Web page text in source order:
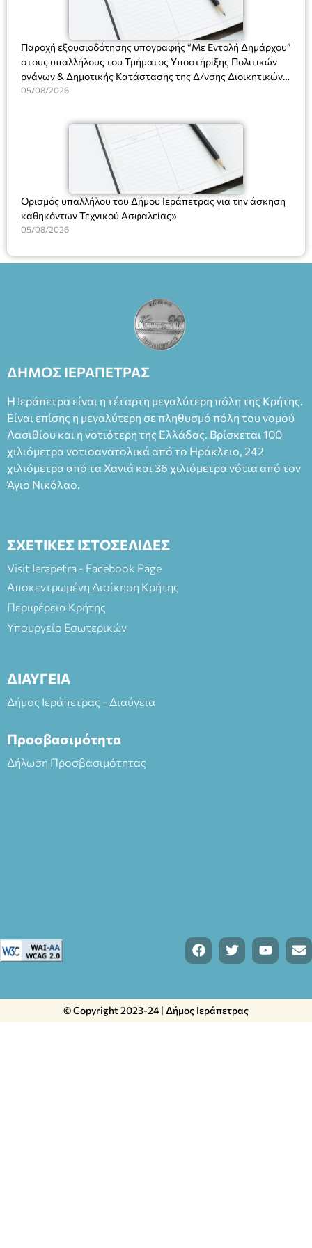
(Είσοδος ΕΠΑ.Λ.) Έναρξη 21:15 Οργάνωση: ΚΝΩΣΟΣ
ΘΕΑΤΡΙΚΕΣ ΠΑΡΑΓΩΓΕΣ ΕΕ
Παροχή εξουσιοδότησης υπογραφής “Με Εντολή Δημάρχου”
στους υπαλλήλους του Τμήματος Υποστήριξης Πολιτικών
ργάνων & Δημοτικής Κατάστασης της Δ/νσης Διοικητικών
Υπηρεσιών για αποφάσεις, πιστοποιητικά, πράξεις και
(Ν. 5314/2026).»
05/08/2026
Ορισμός υπαλλήλου του Δήμου Ιεράπετρας για την άσκηση
καθηκόντων Τεχνικού Ασφαλείας»
05/08/2026
ΔΗΜΟΣ ΙΕΡΑΠΕΤΡΑΣ
Η Ιεράπετρα είναι η τέταρτη μεγαλύτερη πόλη της Κρήτης.
Είναι επίσης η μεγαλύτερη σε πληθυσμό πόλη του νομού
Λασιθίου και η νοτιότερη της Ελλάδας. Βρίσκεται 100
χιλιόμετρα νοτιοανατολικά από το Ηράκλειο, 242
χιλιόμετρα από τα Χανιά και 36 χιλιόμετρα νότια από τον
Άγιο Νικόλαο.
ΣΧΕΤΙΚΕΣ ΙΣΤΟΣΕΛΙΔΕΣ
Visit Ierapetra - Facebook Page
Αποκεντρωμένη Διοίκηση Κρήτης
Περιφέρεια Κρήτης
Υπουργείο Εσωτερικών
ΔΙΑΥΓΕΙΑ
Δήμος Ιεράπετρας - Διαύγεια
Προσβασιμότητα
Δήλωση Προσβασιμότητας
© Copyright 2023-24 | Δήμος Ιεράπετρας